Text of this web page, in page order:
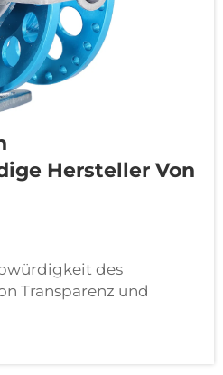
Hersteller Von
des
Transparenz und
der internen
Fremdfertigung
Ob ein